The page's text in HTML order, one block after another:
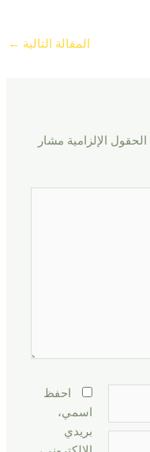
المقالة التالية ←
الحقول الإلزامية مشار
احفظ
اسمي،
بريدي